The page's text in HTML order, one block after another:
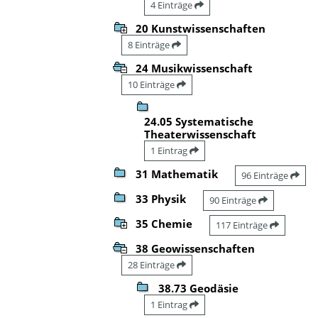
4 Einträge
20 Kunstwissenschaften
8 Einträge
24 Musikwissenschaft
10 Einträge
24.05 Systematische
Theaterwissenschaft
1 Eintrag
31 Mathematik 96 Einträge
33 Physik 90 Einträge
35 Chemie 117 Einträge
38 Geowissenschaften
28 Einträge
38.73 Geodäsie
1 Eintrag